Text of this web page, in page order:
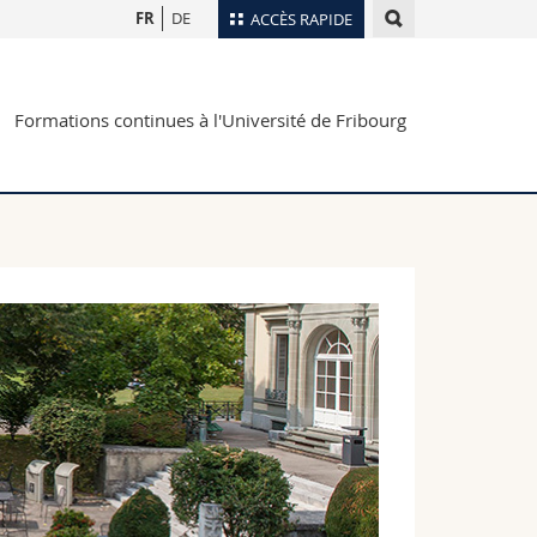
ACCÈS RAPIDE
Plan d'accès
Webmail
FR DE
Formations continues à l'Université de Fribourg